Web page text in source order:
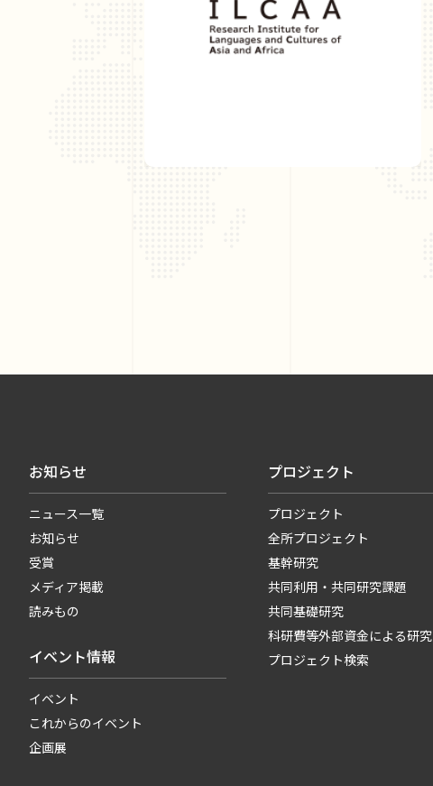
お知らせ
ニュース一覧
お知らせ
受賞
メディア掲載
読みもの
イベント情報
イベント
これからのイベント
企画展
プロジェクト
プロジェクト
全所プロジェクト
基幹研究
共同利用・共同研究課題
共同基礎研究
科研費等外部資金による研究
プロジェクト検索